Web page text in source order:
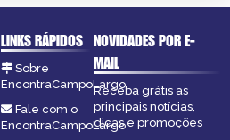
LINKS RÁPIDOS
Sobre
EncontraCampoLargo
Fale com o
EncontraCampoLargo
NOVIDADES POR E-
MAIL
Receba grátis as
principais notícias,
dicas e promoções